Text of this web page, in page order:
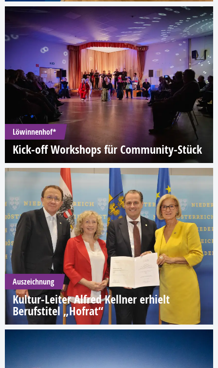
Löwinnenhof*
Kick-off Workshops für Community-Stück
Auszeichnung
Kultur-Leiter Alfred Kellner erhielt
Berufstitel „Hofrat“